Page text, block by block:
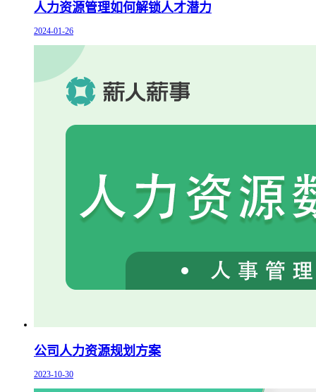
人力资源管理如何解锁人才潜力
2024-01-26
公司人力资源规划方案
2023-10-30